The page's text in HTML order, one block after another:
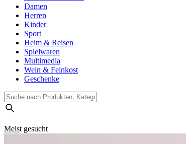
Damen
Herren
Kinder
Sport
Heim & Reisen
Spielwaren
Multimedia
Wein & Feinkost
Geschenke
Meist gesucht